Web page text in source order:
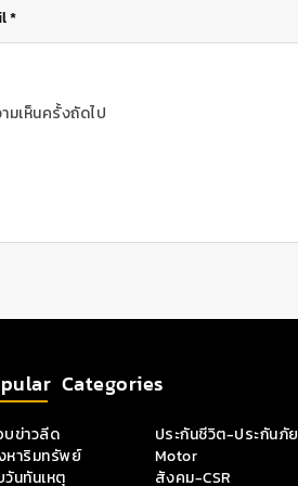
มเห็นครั้งถัดไป
Categories
ข่าวลีด
หาริมทรัพย์
นทันเหตุ
ประกันชีวิต-ประกันภัย
Motor
สังคม-CSR